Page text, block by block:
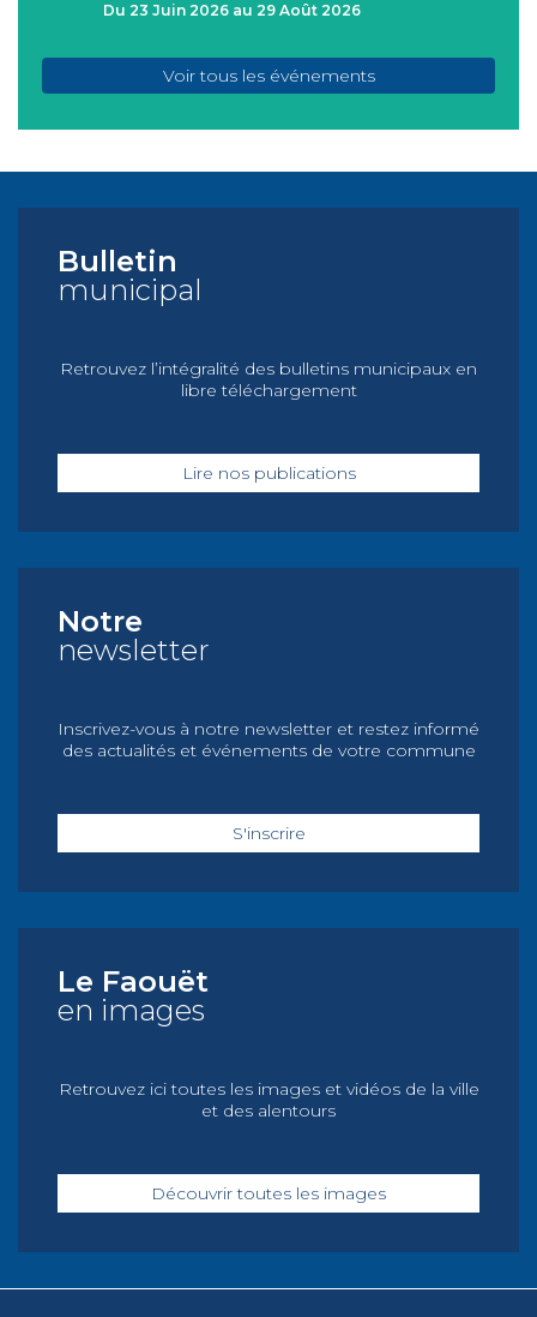
Du 23 Juin 2026 au 29 Août 2026
Voir tous les événements
Bulletin
municipal
Retrouvez l’intégralité des bulletins municipaux en
libre téléchargement
Lire nos publications
Notre
newsletter
Inscrivez-vous à notre newsletter et restez informé
des actualités et événements de votre commune
S'inscrire
Le Faouët
en images
Retrouvez ici toutes les images et vidéos de la ville
et des alentours
Découvrir toutes les images